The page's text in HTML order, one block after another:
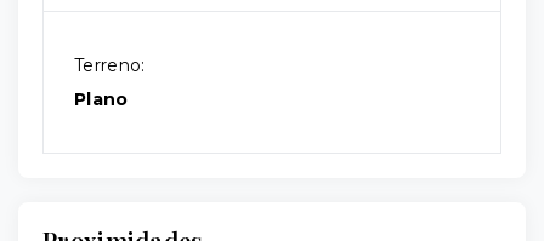
Terreno:
Plano